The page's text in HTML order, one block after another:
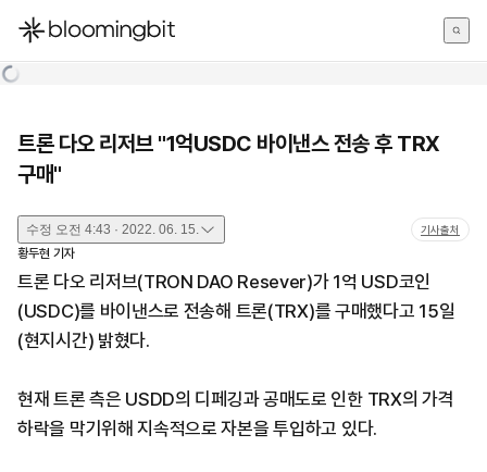
한국어
트론 다오 리저브 "1억USDC 바이낸스 전송 후 TRX
구매"
수정 오전 4:43 · 2022. 06. 15. 기사출처
황두현 기자
트론 다오 리저브(TRON DAO Resever)가 1억 USD코인
(USDC)를 바이낸스로 전송해 트론(TRX)를 구매했다고 15일
(현지시간) 밝혔다.
현재 트론 측은 USDD의 디페깅과 공매도로 인한 TRX의 가격
하락을 막기위해 지속적으로 자본을 투입하고 있다.